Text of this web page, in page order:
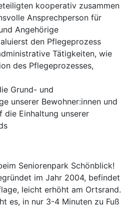
kooperativ zusammen
Ansprechperson für
Angehörige
den Pflegeprozess
Tätigkeiten, wie
des Pflegeprozesses,
Grund- und
unserer Bewohner:innen und
die Einhaltung unserer
Seniorenpark Schönblick!
im Jahr 2004, befindet
leicht erhöht am Ortsrand.
es, in nur 3-4 Minuten zu Fuß